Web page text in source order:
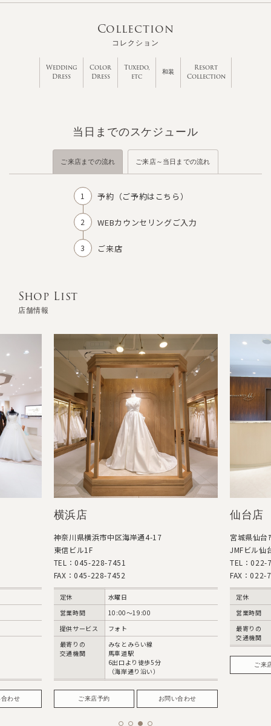
Collection
コレクション
Wedding
Dress
Color
Dress
Tuxedo,
etc
和装
Resort
Collection
当日までのスケジュール
ご来店までの流れ ご来店～当日までの流れ
予約（ご予約はこちら）
WEBカウンセリングご入力
ご来店
Shop List
店舗情報
わせ
横浜店
神奈川県横浜市中区海岸通4-17
東信ビル1F
TEL：045-228-7451
FAX：045-228-7452
定休
水曜日
営業時間
10:00〜19:00
提供サービス
フォト
最寄りの
交通機関
みなとみらい線
馬車道駅
6出口より徒歩5分
（海岸通り沿い）
ご来店予約 お問い合わせ
仙台店
宮城県仙
JMFビル仙
TEL：022-
FAX：022-
定休
営業時間
最寄りの
交通機関
ご来